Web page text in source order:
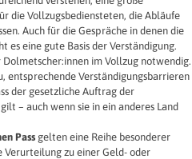
die Vollzugsbediensteten, die Abläufe
Auch für die Gespräche in denen die
eine gute Basis der Verständigung.
im Vollzug notwendig.
entsprechende Verständigungsbarrieren
der gesetzliche Auftrag der
– auch wenn sie in ein anderes Land
Pass gelten eine Reihe besonderer
Verurteilung zu einer Geld- oder